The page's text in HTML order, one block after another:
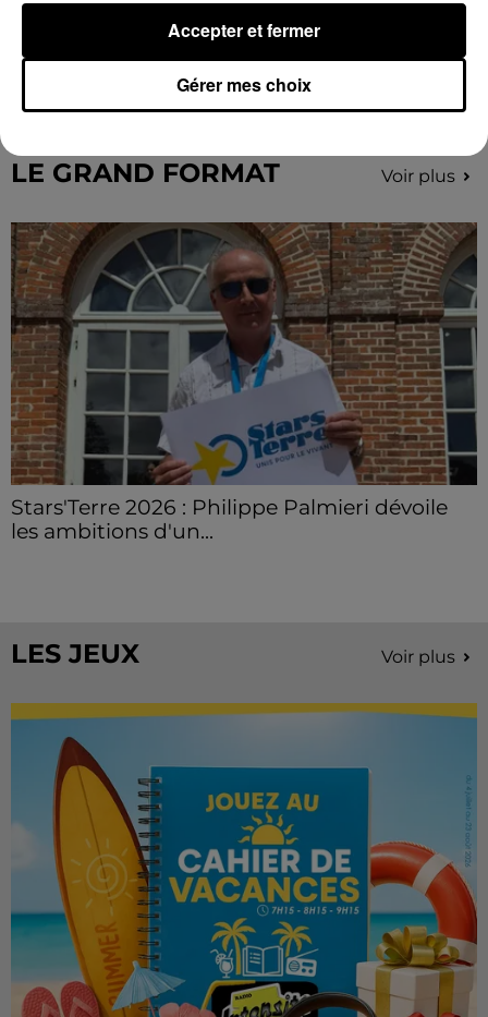
Coupe de France : les basketteurs chartrains
connaissent la...
Le C'CMBM affrontera un autre club de la région
Centre à l'occasion des 32es de finale de la Coupe de
LE GRAND FORMAT Voir plus
Stars'Terre 2026 : Philippe Palmieri dévoile
les ambitions d'un...
LES JEUX Voir plus
Gérer mes choix
Accepter et fermer